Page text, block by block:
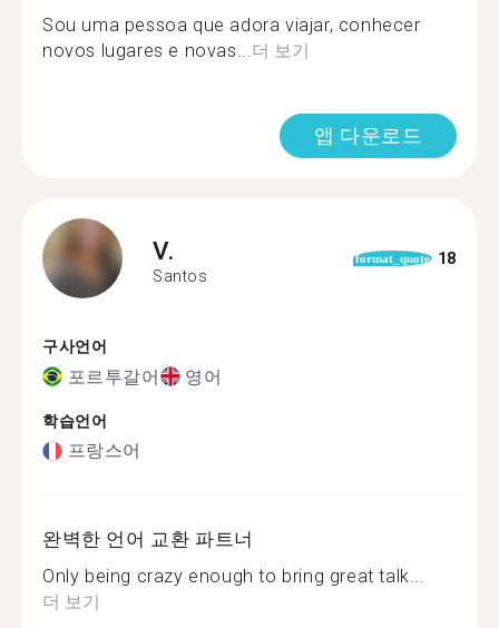
Sou uma pessoa que adora viajar, conhecer
novos lugares e novas...더 보기
앱 다운로드
V.
Santos
format_quote 18
구사언어
포르투갈어 영어
학습언어
프랑스어
완벽한 언어 교환 파트너
Only being crazy enough to bring great talk...
더 보기